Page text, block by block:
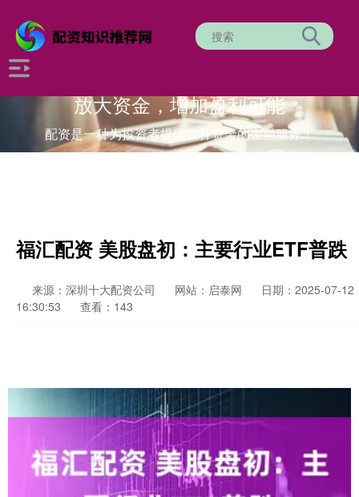
放大资金，增加盈利可能
配资是一种为投资者提供杠杆资金的金融服务！
福汇配资 美股盘初：主要行业ETF普跌
来源：深圳十大配资公司 网站：启泰网
日期：2025-07-12
16:30:53
查看：143